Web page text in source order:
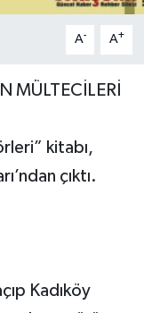
A- A+
MÜLTECİLERİ
kitabı,
çıktı.
Kadıköy